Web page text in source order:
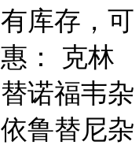
库存，可
： 克林
诺福韦杂
鲁替尼杂